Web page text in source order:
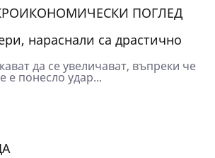
ПОГЛЕД
нараснали са драстично
да се увеличават, въпреки че
е понесло удар...